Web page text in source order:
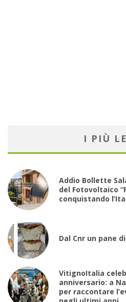
I PIÙ
Addio Bollette
del Fotovoltaico
conquistando
Dal Cnr un pane
VitignoItalia
anniversario: a
per raccontare